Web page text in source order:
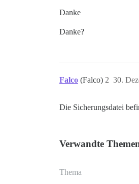
Danke
Danke?
Falco (Falco) 30.
2
Die Sicherungsdatei
Verwandte
Thema